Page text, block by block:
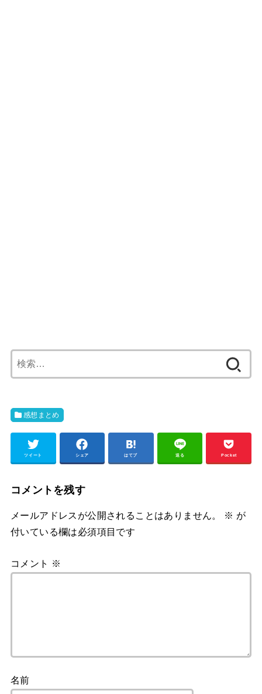
索:
感想まとめ
ツイート シェア はてブ 送る Pocket
コメントを残す
メールアドレスが公開されることはありません。 ※ が
付いている欄は必須項目です
コメント ※
名前